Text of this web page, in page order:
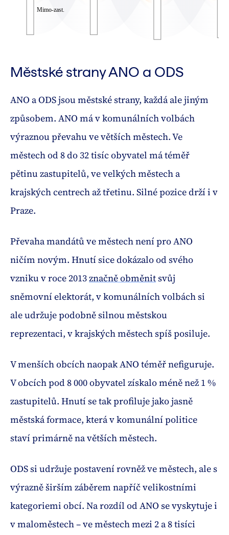
Městské strany ANO a ODS
ANO a ODS jsou městské strany, každá ale jiným
způsobem. ANO má v komunálních volbách
výraznou převahu ve větších městech. Ve
městech od 8 do 32 tisíc obyvatel má téměř
pětinu zastupitelů, ve velkých městech a
krajských centrech až třetinu. Silné pozice drží i v
Praze.
Převaha mandátů ve městech není pro ANO
ničím novým. Hnutí sice dokázalo od svého
vzniku v roce 2013značně obměnitsvůj
sněmovní elektorát, v komunálních volbách si
ale udržuje podobně silnou městskou
reprezentaci, v krajských městech spíš posiluje.
V menších obcích naopak ANO téměř nefiguruje.
V obcích pod 8 000 obyvatel získalo méně než 1 %
zastupitelů. Hnutí se tak profiluje jako jasně
městská formace, která v komunální politice
staví primárně na větších městech.
ODS si udržuje postavení rovněž ve městech, ale s
výrazně širším záběrem napříč velikostními
kategoriemi obcí. Na rozdíl od ANO se vyskytuje i
v maloměstech – ve městech mezi 2 a 8 tisíci